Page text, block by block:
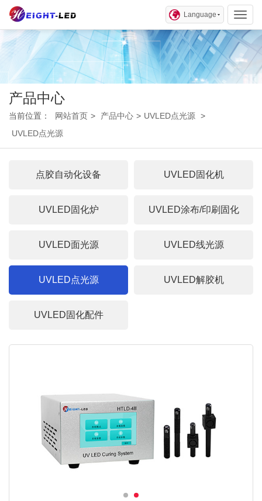
Language
产品中心
当前位置： 网站首页 > 产品中心 > UVLED点光源 >
UVLED点光源
点胶自动化设备 UVLED固化机
UVLED固化炉 UVLED涂布/印刷固化
UVLED面光源 UVLED线光源
UVLED点光源 UVLED解胶机
UVLED固化配件